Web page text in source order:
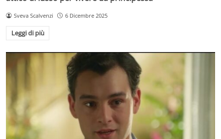
Sveva Scalvenzi 6 Dicembre 2025
Leggi di più